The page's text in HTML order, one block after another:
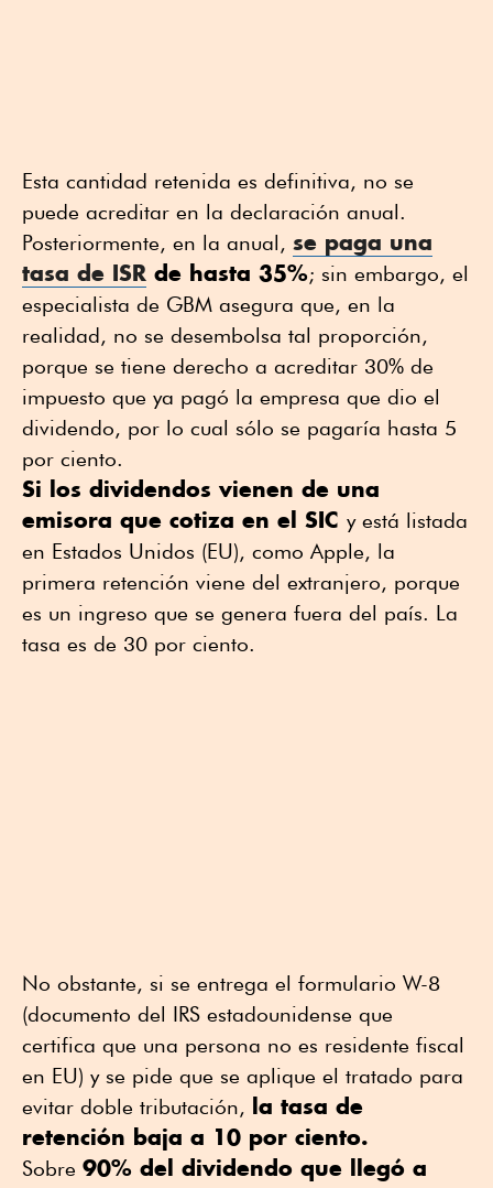
Esta cantidad retenida es definitiva, no se
puede acreditar en la declaración anual.
Posteriormente, en la anual, se paga una
tasa de ISR de hasta 35%; sin embargo, el
especialista de GBM asegura que, en la
realidad, no se desembolsa tal proporción,
porque se tiene derecho a acreditar 30% de
impuesto que ya pagó la empresa que dio el
dividendo, por lo cual sólo se pagaría hasta 5
por ciento.
Si los dividendos vienen de una
emisora que cotiza en el SIC y está listada
en Estados Unidos (EU), como Apple, la
primera retención viene del extranjero, porque
es un ingreso que se genera fuera del país. La
tasa es de 30 por ciento.
No obstante, si se entrega el formulario W-8
(documento del IRS estadounidense que
certifica que una persona no es residente fiscal
en EU) y se pide que se aplique el tratado para
evitar doble tributación, la tasa de
retención baja a 10 por ciento.
Sobre 90% del dividendo que llegó a